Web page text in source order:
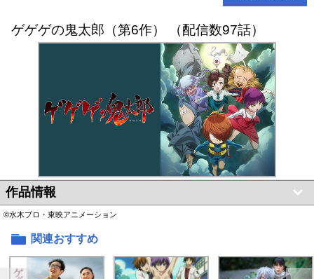
ゲゲゲの鬼太郎（第6作） （配信数97話）
作品情報
©水木プロ・東映アニメーション
関連おすすめ